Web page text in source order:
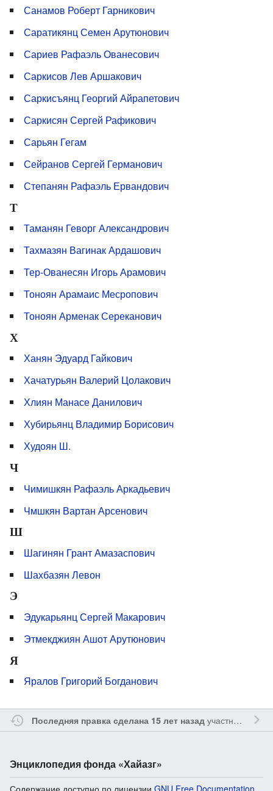
Санамов Роберт Гарникович
Саратикянц Семен Арутюнович
Сариев Рафаэль Ованесович
Саркисов Лев Аршакович
Саркисъянц Георгий Айрапетович
Саркисян Сергей Рафикович
Сарьян Гегам
Сейранов Сергей Германович
Степанян Рафаэль Ервандович
Т
Таманян Геворг Александрович
Тахмазян Вагинак Ардашович
Тер-Ованесян Игорь Арамович
Тоноян Арамаис Месропович
Тоноян Арменак Сереканович
Х
Ханян Эдуард Гайкович
Хачатурьян Валерий Цолакович
Хлиян Манасе Данилович
Хубирьянц Владимир Борисович
Худоян Ш.
Ч
Чимишкян Рафаэль Аркадьевич
Чмшкян Вартан Арсенович
Ш
Шагинян Грант Амазаспович
Шахбазян Левон
Э
Эдукарьянц Сергей Макарович
Этмекджиян Ашот Арутюнович
Я
Яралов Григорий Богданович
Последняя правка сделана 15 лет назадучастником
Энциклопедия фонда «Хайазг»